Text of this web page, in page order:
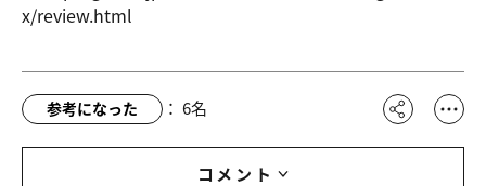
x/review.html
参考になった ： 6名
コメント